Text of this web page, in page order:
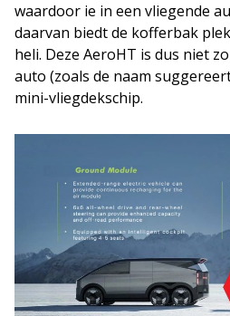
waardoor ie in een vliegende
daarvan biedt de kofferbak
heli. Deze AeroHT is dus niet
auto (zoals de naam
mini-vliegdekschip.